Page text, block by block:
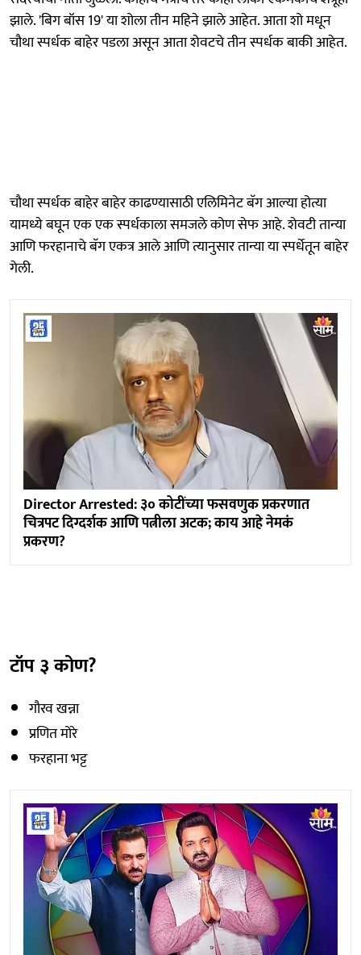
झाले. 'बिग बॉस 19' या शोला तीन महिने झाले आहेत. आता शो मधून
चौथा स्पर्धक बाहेर पडला असून आता शेवटचे तीन स्पर्धक बाकी आहेत.
चौथा स्पर्धक बाहेर बाहेर काढण्यासाठी एलिमिनेट बॅग आल्या होत्या
यामध्ये बघून एक एक स्पर्धकाला समजले कोण सेफ आहे. शेवटी तान्या
आणि फरहानाचे बॅग एकत्र आले आणि त्यानुसार तान्या या स्पर्धेतून बाहेर
गेली.
Director Arrested: ३० कोटींच्या फसवणुक प्रकरणात
चित्रपट दिग्दर्शक आणि पत्नीला अटक; काय आहे नेमकं
प्रकरण?
टॉप ३ कोण?
गौरव खन्ना
प्रणित मोरे
फरहाना भट्ट